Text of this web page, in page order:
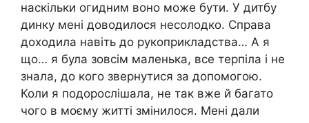
наскільки огидним воно може бути. У дитбу
динку мені доводилося несолодко. Справа
доходила навіть до рукоприкладства… А я
що… я була зовсім маленька, все терпіла і не
знала, до кого звернутися за допомогою.
Коли я подорослішала, не так вже й багато
чого в моєму житті змінилося. Мені дали